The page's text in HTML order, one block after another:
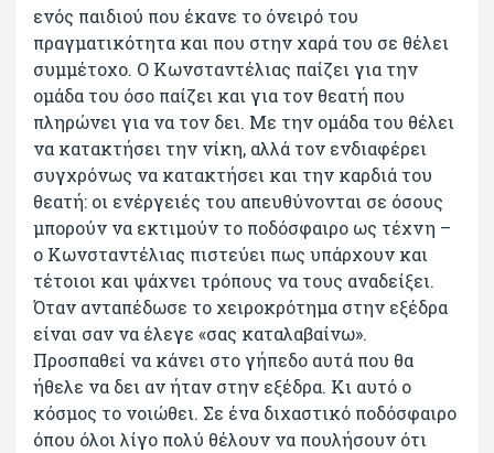
ενός παιδιού που έκανε το όνειρό του
πραγματικότητα και που στην χαρά του σε θέλει
συμμέτοχο. Ο Κωνσταντέλιας παίζει για την
ομάδα του όσο παίζει και για τον θεατή που
πληρώνει για να τον δει. Με την ομάδα του θέλει
να κατακτήσει την νίκη, αλλά τον ενδιαφέρει
συγχρόνως να κατακτήσει και την καρδιά του
θεατή: οι ενέργειές του απευθύνονται σε όσους
μπορούν να εκτιμούν το ποδόσφαιρο ως τέχνη –
ο Κωνσταντέλιας πιστεύει πως υπάρχουν και
τέτοιοι και ψάχνει τρόπους να τους αναδείξει.
Όταν ανταπέδωσε το χειροκρότημα στην εξέδρα
είναι σαν να έλεγε «σας καταλαβαίνω».
Προσπαθεί να κάνει στο γήπεδο αυτά που θα
ήθελε να δει αν ήταν στην εξέδρα. Κι αυτό ο
κόσμος το νοιώθει. Σε ένα διχαστικό ποδόσφαιρο
όπου όλοι λίγο πολύ θέλουν να πουλήσουν ότι